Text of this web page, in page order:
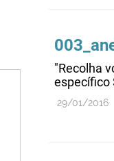
"Recolha
específico
29/01/2016